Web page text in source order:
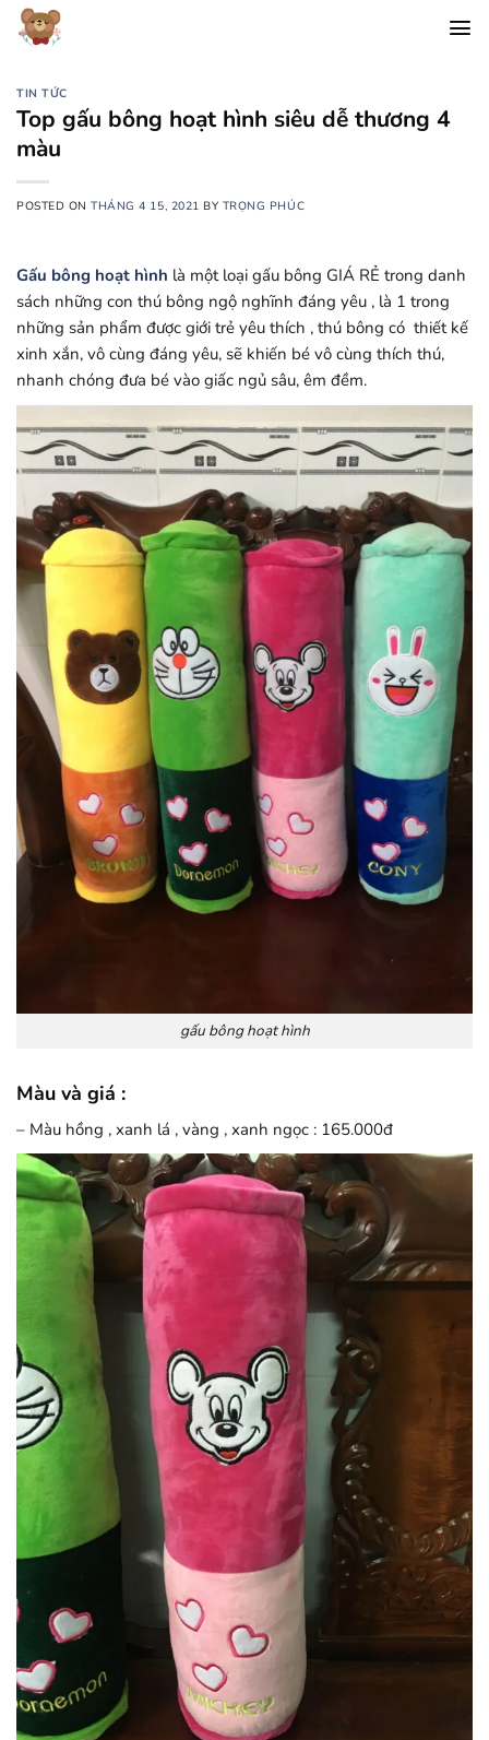
Chuyển
đến
dungTIN TỨC
Top gấu bông hoạt hình siêu dễ thương 4
màu
POSTED ONTHÁNG 4 15, 2021 BY TRỌNG PHÚC
Gấu bông hoạt hình là một loại gấu bông GIÁ RẺ trong danh
sách những con thú bông ngộ nghĩnh đáng yêu , là 1 trong
những sản phẩm được giới trẻ yêu thích , thú bông có thiết kế
xinh xắn, vô cùng đáng yêu, sẽ khiến bé vô cùng thích thú,
nhanh chóng đưa bé vào giấc ngủ sâu, êm đềm.
gấu bông hoạt hình
Màu và giá :
– Màu hồng , xanh lá , vàng , xanh ngọc : 165.000đ